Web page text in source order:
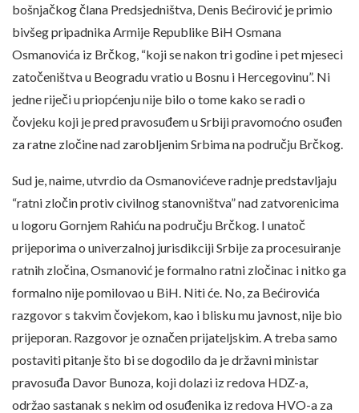
bošnjačkog člana Predsjedništva, Denis Bećirović je primio
bivšeg pripadnika Armije Republike BiH Osmana
Osmanovića iz Brčkog, “koji se nakon tri godine i pet mjeseci
zatočeništva u Beogradu vratio u Bosnu i Hercegovinu”. Ni
jedne riječi u priopćenju nije bilo o tome kako se radi o
čovjeku koji je pred pravosuđem u Srbiji pravomoćno osuđen
za ratne zločine nad zarobljenim Srbima na području Brčkog.
Sud je, naime, utvrdio da Osmanovićeve radnje predstavljaju
“ratni zločin protiv civilnog stanovništva” nad zatvorenicima
u logoru Gornjem Rahiću na području Brčkog. I unatoč
prijeporima o univerzalnoj jurisdikciji Srbije za procesuiranje
ratnih zločina, Osmanović je formalno ratni zločinac i nitko ga
formalno nije pomilovao u BiH. Niti će. No, za Bećirovića
razgovor s takvim čovjekom, kao i blisku mu javnost, nije bio
prijeporan. Razgovor je označen prijateljskim. A treba samo
postaviti pitanje što bi se dogodilo da je državni ministar
pravosuđa Davor Bunoza, koji dolazi iz redova HDZ-a,
održao sastanak s nekim od osuđenika iz redova HVO-a za